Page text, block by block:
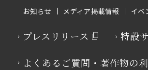
お知らせ メディア掲載情報 イベ
プレスリリース
特設
よくあるご質問・著作物の